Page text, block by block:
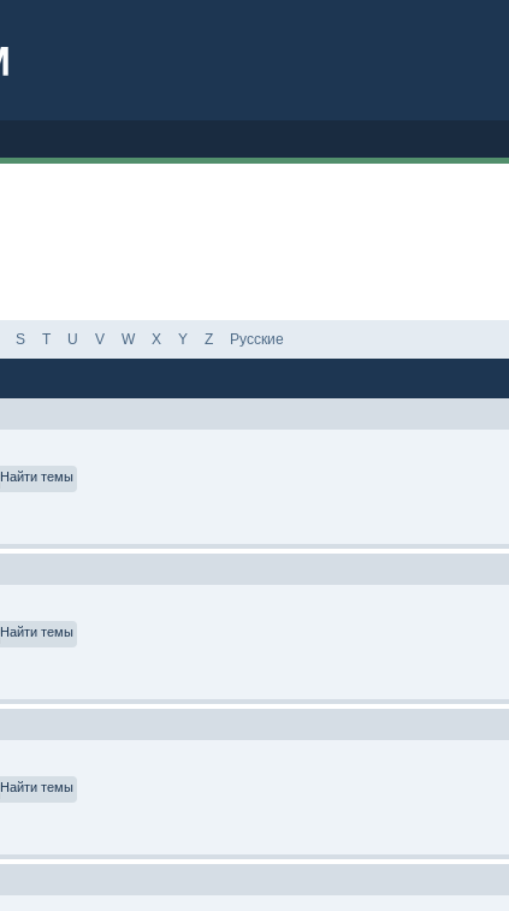
S T U V W X Y Z Русские